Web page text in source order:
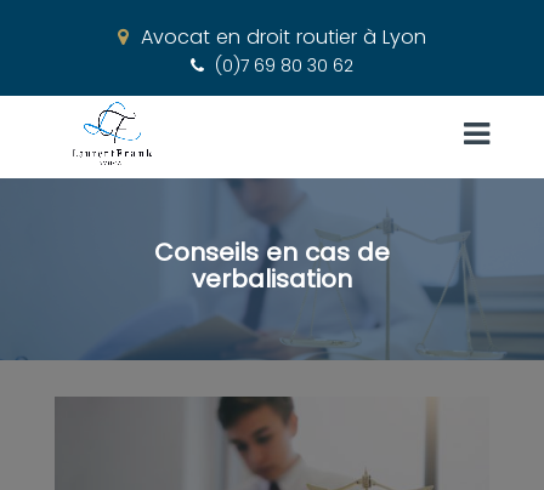
Avocat en droit routier à Lyon
(0)7 69 80 30 62
Conseils en cas de
verbalisation